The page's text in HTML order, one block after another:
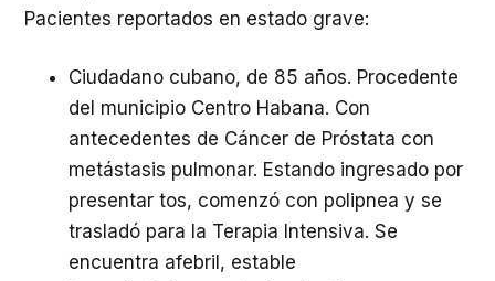
Pacientes reportados en estado grave:
Ciudadano cubano, de 85 años. Procedente
del municipio Centro Habana. Con
antecedentes de Cáncer de Próstata con
metástasis pulmonar. Estando ingresado por
presentar tos, comenzó con polipnea y se
trasladó para la Terapia Intensiva. Se
encuentra afebril, estable